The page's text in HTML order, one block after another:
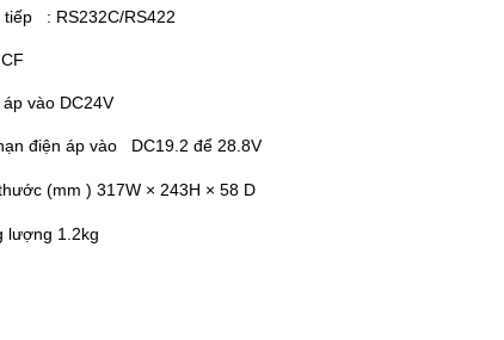
: RS232C/RS422
vào DC24V
điện áp vào DC19.2 để 28.8V
(mm ) 317W × 243H × 58 D
lượng 1.2kg